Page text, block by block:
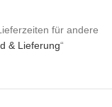
für andere
& Lieferung“